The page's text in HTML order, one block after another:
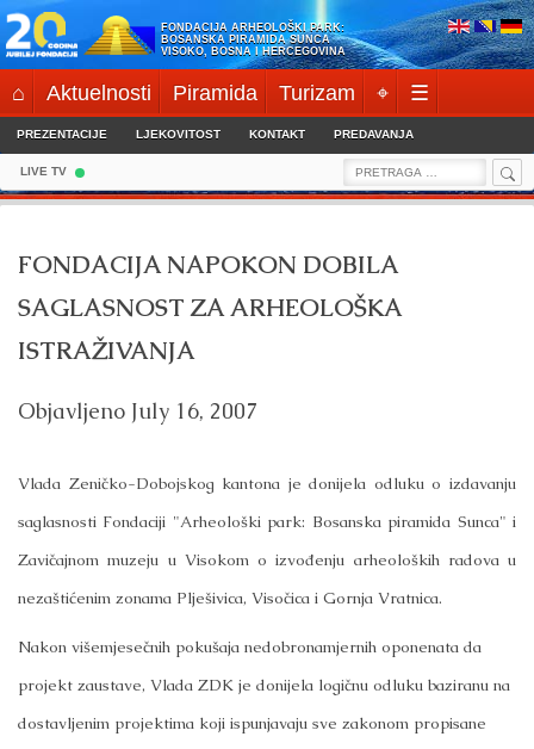
Skip
to
content
FONDACIJA ARHEOLOŠKI PARK:
BOSANSKA PIRAMIDA SUNCA
VISOKO, BOSNA I HERCEGOVINA
⌂ Aktuelnosti Piramida Turizam ⌖ ☰
PREZENTACIJE LJEKOVITOST KONTAKT PREDAVANJA
LIVE TV
Search
for:
FONDACIJA NAPOKON DOBILA
SAGLASNOST ZA ARHEOLOŠKA
ISTRAŽIVANJA
Objavljeno July 16, 2007
Vlada Zeničko-Dobojskog kantona je donijela odluku o izdavanju
saglasnosti Fondaciji "Arheološki park: Bosanska piramida Sunca" i
Zavičajnom muzeju u Visokom o izvođenju arheoloških radova u
nezaštićenim zonama Plješivica, Visočica i Gornja Vratnica.
Nakon višemjesečnih pokušaja nedobronamjernih oponenata da
projekt zaustave, Vlada ZDK je donijela logičnu odluku baziranu na
dostavljenim projektima koji ispunjavaju sve zakonom propisane